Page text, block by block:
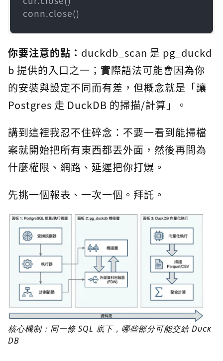
conn.close()
你要注意的點： duckdb_scan 是 pg_duckd
b 提供的入口之一；實際語法可能會因為你
的安裝與設定不同而有差，但概念就是「讓
Postgres 走 DuckDB 的掃描/計算」。
講到這裡我忍不住碎念：不要一看到能掃檔
案就開始把所有東西都丟外面，然後再問為
什麼權限、網路、延遲把你打爆。
先挑一個報表、一次一個。拜託。
核心機制：同一條 SQL 底下，哪些部分可能交給 Duck
DB